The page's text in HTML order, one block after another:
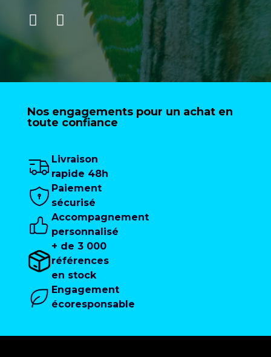
Nos engagements pour un achat en
toute confiance
Livraison
rapide 48h
Paiement
sécurisé
Accompagnement
personnalisé
+ de 3 000
références
en stock
Engagement
écoresponsable